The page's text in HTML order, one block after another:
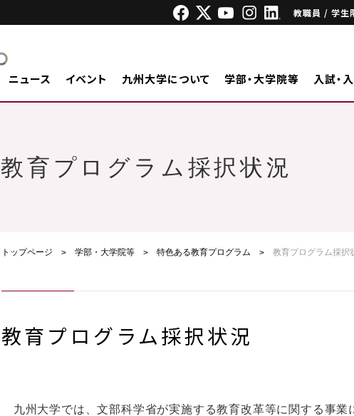
教職員 / 学生
ニュース イベント 九州大学について 学部・大学院等 入試・
教育プログラム採択状況
トップページ 学部・大学院等 特色ある教育プログラム 教育プログラム採択
教育プログラム採択状況
九州大学では、文部科学省が実施する教育改革等に関する事業